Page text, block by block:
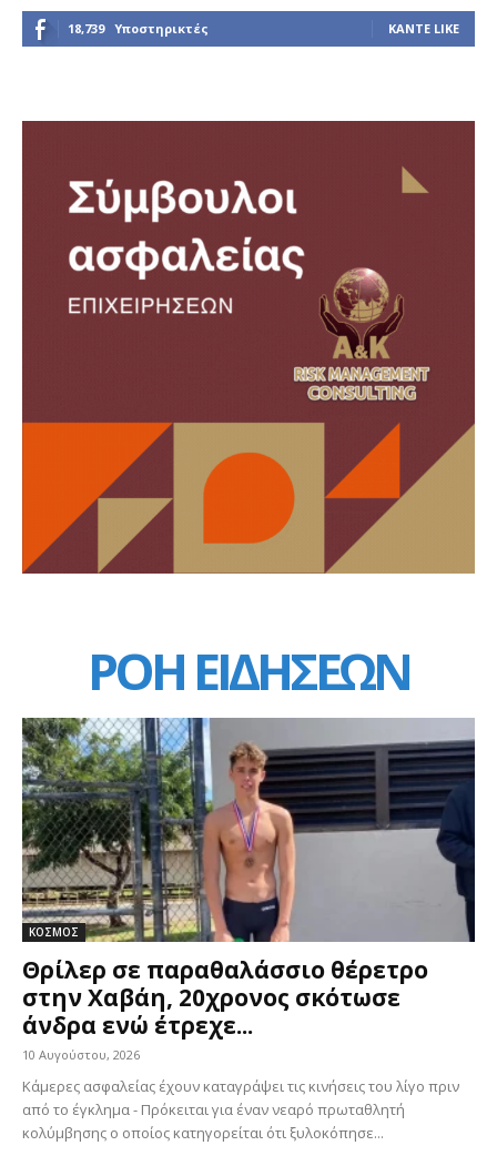
18,739 Υποστηρικτές ΚΆΝΤΕ LIKE
ΡΟΗ ΕΙΔΗΣΕΩΝ
ΚΟΣΜΟΣ
Θρίλερ σε παραθαλάσσιο θέρετρο
στην Χαβάη, 20χρονος σκότωσε
άνδρα ενώ έτρεχε...
10 Αυγούστου, 2026
Κάμερες ασφαλείας έχουν καταγράψει τις κινήσεις του λίγο πριν
από το έγκλημα - Πρόκειται για έναν νεαρό πρωταθλητή
κολύμβησης ο οποίος κατηγορείται ότι ξυλοκόπησε...